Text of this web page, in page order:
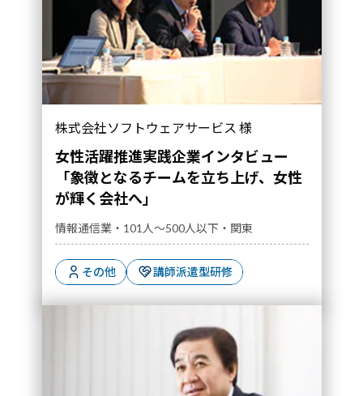
株式会社ソフトウェアサービス 様
女性活躍推進実践企業インタビュー
「象徴となるチームを立ち上げ、女性
が輝く会社へ」
情報通信業・101人～500人以下・関東
その他 講師派遣型研修